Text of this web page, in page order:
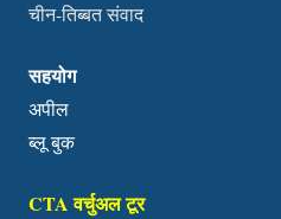
चीन-तिब्बत संवाद
सहयोग
अपील
ब्लू बुक
CTA वर्चुअल टूर